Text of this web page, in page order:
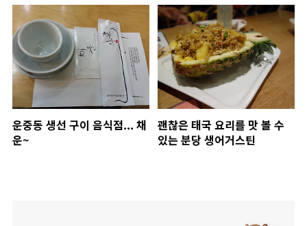
운중동 생선 구이 음식점... 채
운~
괜찮은 태국 요리를 맛 볼 수
있는 분당 생어거스틴